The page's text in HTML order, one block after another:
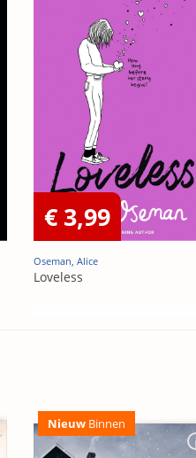
€ 3,99
Oseman, Alice
Loveless
Nieuw Binnen